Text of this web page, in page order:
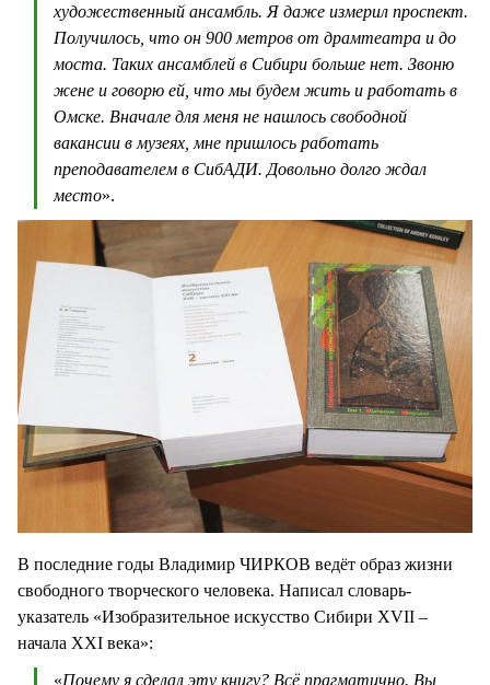
художественный ансамбль. Я даже измерил проспект.
Получилось, что он 900 метров от драмтеатра и до
моста. Таких ансамблей в Сибири больше нет. Звоню
жене и говорю ей, что мы будем жить и работать в
Омске. Вначале для меня не нашлось свободной
вакансии в музеях, мне пришлось работать
преподавателем в СибАДИ. Довольно долго ждал
место».
В последние годы Владимир ЧИРКОВ ведёт образ жизни
свободного творческого человека. Написал словарь-
указатель «Изобразительное искусство Сибири XVII –
начала XXI века»:
«Почему я сделал эту книгу? Всё прагматично. Вы